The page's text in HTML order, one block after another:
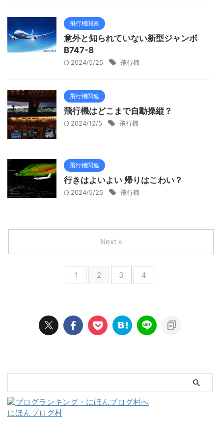
飛行機関連
意外と知られていない新型ジャンボ
B747-8
2024/5/25 飛行機
飛行機関連
飛行機はどこまで自動操縦？
2024/12/5 飛行機
飛行機関連
行きはよいよい 帰りはこわい？
2024/5/25 飛行機
1 2 3 4
Next »
にほんブログ村